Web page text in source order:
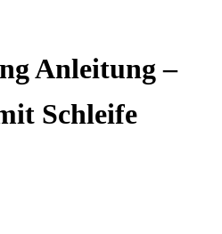
Anleitung –
Schleife